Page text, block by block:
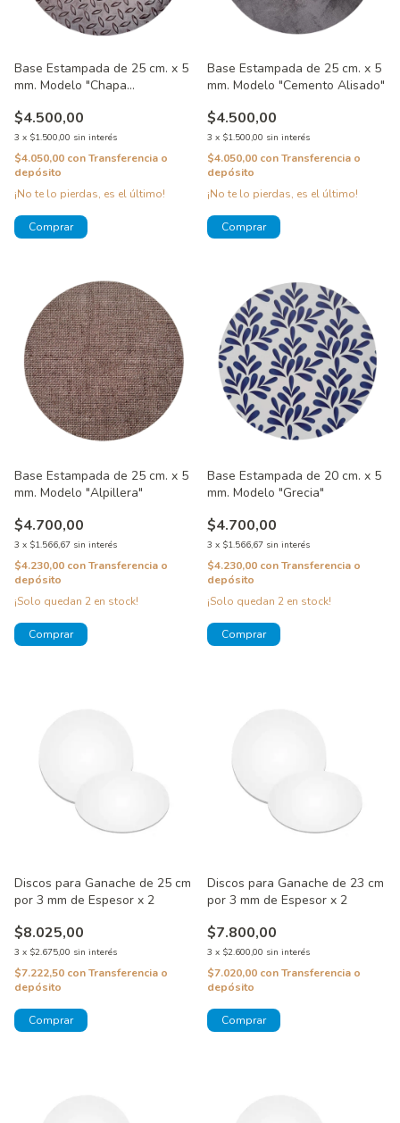
Base Estampada de 25 cm. x 5
mm. Modelo "Chapa
$4.500,00
3 x $1.500,00 sin interés
$4.050,00 conTransferencia o
depósito
¡No te lo pierdas, es el último!
Base Estampada de 25 cm. x 5
mm. Modelo "Cemento Alisado"
$4.500,00
3 x $1.500,00 sin interés
$4.050,00 conTransferencia o
depósito
¡No te lo pierdas, es el último!
Base Estampada de 25 cm. x 5
mm. Modelo "Alpillera"
$4.700,00
3 x $1.566,67 sin interés
$4.230,00 conTransferencia o
depósito
¡Solo quedan 2 en stock!
Base Estampada de 20 cm. x 5
mm. Modelo "Grecia"
$4.700,00
3 x $1.566,67 sin interés
$4.230,00 conTransferencia o
depósito
¡Solo quedan 2 en stock!
Discos para Ganache de 25 cm
por 3 mm de Espesor x 2
$8.025,00
3 x $2.675,00 sin interés
$7.222,50 conTransferencia o
depósito
Discos para Ganache de 23 cm
por 3 mm de Espesor x 2
$7.800,00
3 x $2.600,00 sin interés
$7.020,00 conTransferencia o
depósito